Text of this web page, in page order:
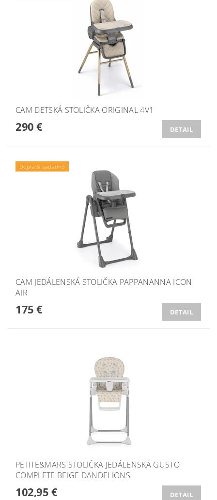
CAM DETSKÁ STOLIČKA ORIGINAL 4V1
290 € DETAIL
Doprava zadarmo
CAM JEDÁLENSKÁ STOLIČKA PAPPANANNA ICON
AIR
175 € DETAIL
PETITE&MARS STOLIČKA JEDÁLENSKÁ GUSTO
COMPLETE BEIGE DANDELIONS
102,95 € DETAIL